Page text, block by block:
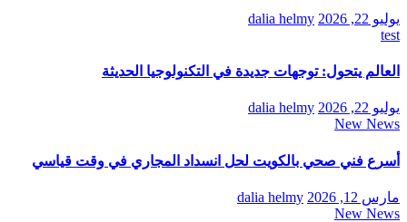
يوليو 22, 2026
dalia helmy
test
العالم يتحول: توجهات جديدة في التكنولوجيا الحديثة
يوليو 22, 2026
dalia helmy
New News
أسرع فني صحي بالكويت لحل انسداد المجاري في وقت قياسي
مارس 12, 2026
dalia helmy
New News